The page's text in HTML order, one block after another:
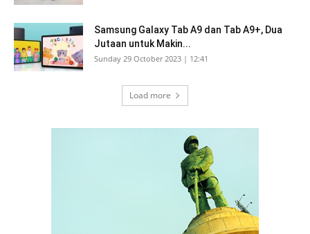
Samsung Galaxy Tab A9 dan Tab A9+, Dua
Jutaan untuk Makin...
Sunday 29 October 2023 | 12:41
Load more